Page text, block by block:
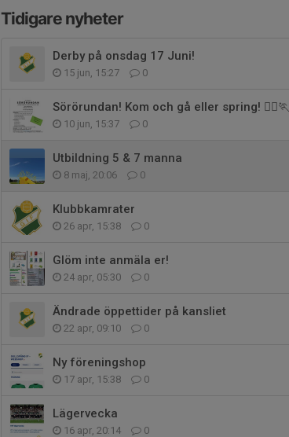
Tidigare nyheter
Derby på onsdag 17 Juni!
15 jun, 15:27 0
Sörörundan! Kom och gå eller spring! 🏃‍♀️🏃
10 jun, 15:37 0
Utbildning 5 & 7 manna
8 maj, 20:06 0
Klubbkamrater
26 apr, 15:38 0
Glöm inte anmäla er!
24 apr, 05:30 0
Ändrade öppettider på kansliet
22 apr, 09:10 0
Ny föreningshop
17 apr, 15:38 0
Lägervecka
16 apr, 20:14 0